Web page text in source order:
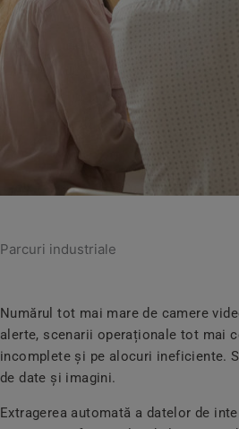
Parcuri industriale
Numărul tot mai mare de camere
alerte, scenarii operaționale tot mai
incomplete și pe alocuri ineficiente.
de date și imagini.
Extragerea automată a datelor de